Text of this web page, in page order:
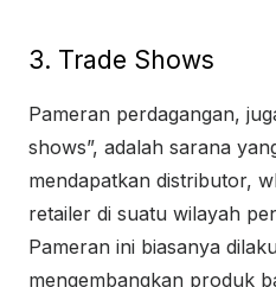
3. Trade Shows
Pameran perdagangan,
shows”, adalah sarana
mendapatkan distributor,
retailer di suatu wilayah
Pameran ini biasanya
mengembangkan produk